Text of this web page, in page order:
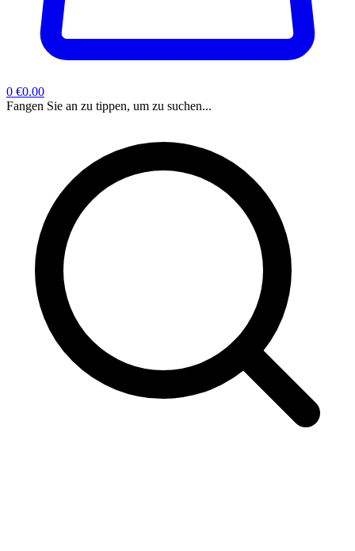
0 €0.00
Fangen Sie an zu tippen, um zu suchen...